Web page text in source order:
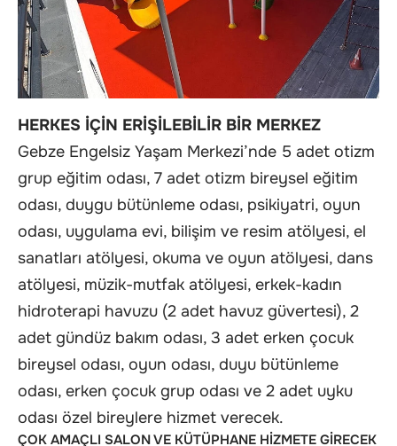
HERKES İÇİN ERİŞİLEBİLİR BİR MERKEZ
Gebze Engelsiz Yaşam Merkezi’nde 5 adet otizm
grup eğitim odası, 7 adet otizm bireysel eğitim
odası, duygu bütünleme odası, psikiyatri, oyun
odası, uygulama evi, bilişim ve resim atölyesi, el
sanatları atölyesi, okuma ve oyun atölyesi, dans
atölyesi, müzik-mutfak atölyesi, erkek-kadın
hidroterapi havuzu (2 adet havuz güvertesi), 2
adet gündüz bakım odası, 3 adet erken çocuk
bireysel odası, oyun odası, duyu bütünleme
odası, erken çocuk grup odası ve 2 adet uyku
odası özel bireylere hizmet verecek.
ÇOK AMAÇLI SALON VE KÜTÜPHANE HİZMETE GİRECEK